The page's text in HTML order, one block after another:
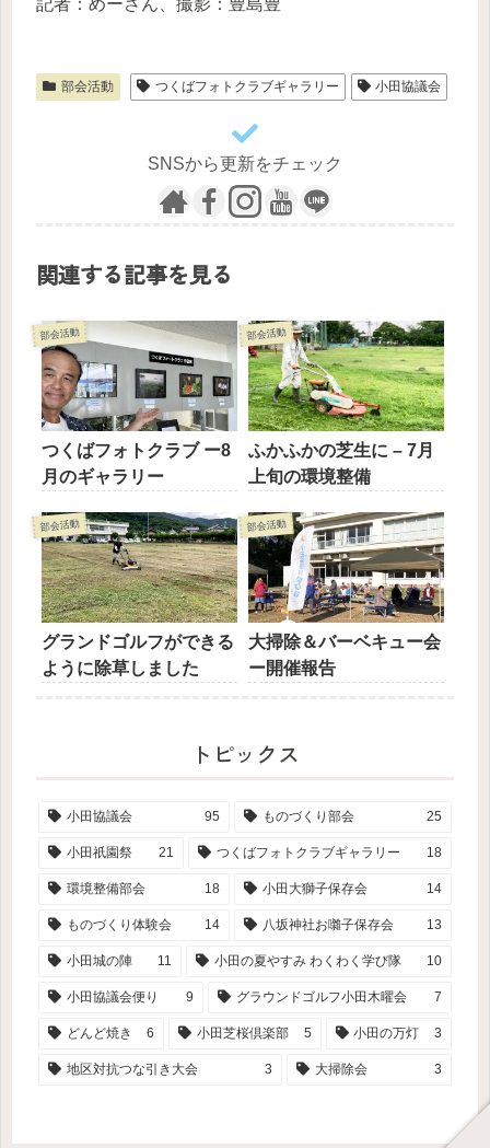
記者：めーさん、撮影：豊島豊
部会活動 つくばフォトクラブギャラリー 小田協議会
SNSから更新をチェック
関連する記事を見る
部会活動
つくばフォトクラブ ー8
月のギャラリー
部会活動
ふかふかの芝生に – 7月
上旬の環境整備
部会活動
グランドゴルフができる
ように除草しました
部会活動
大掃除＆バーベキュー会
ー開催報告
トピックス
小田協議会 95 ものづくり部会 25
小田祇園祭 21 つくばフォトクラブギャラリー 18
環境整備部会 18 小田大獅子保存会 14
ものづくり体験会 14 八坂神社お囃子保存会 13
小田城の陣 11 小田の夏やすみ わくわく学び隊 10
小田協議会便り 9 グラウンドゴルフ小田木曜会 7
どんど焼き 6 小田芝桜倶楽部 5 小田の万灯 3
地区対抗つな引き大会 3 大掃除会 3